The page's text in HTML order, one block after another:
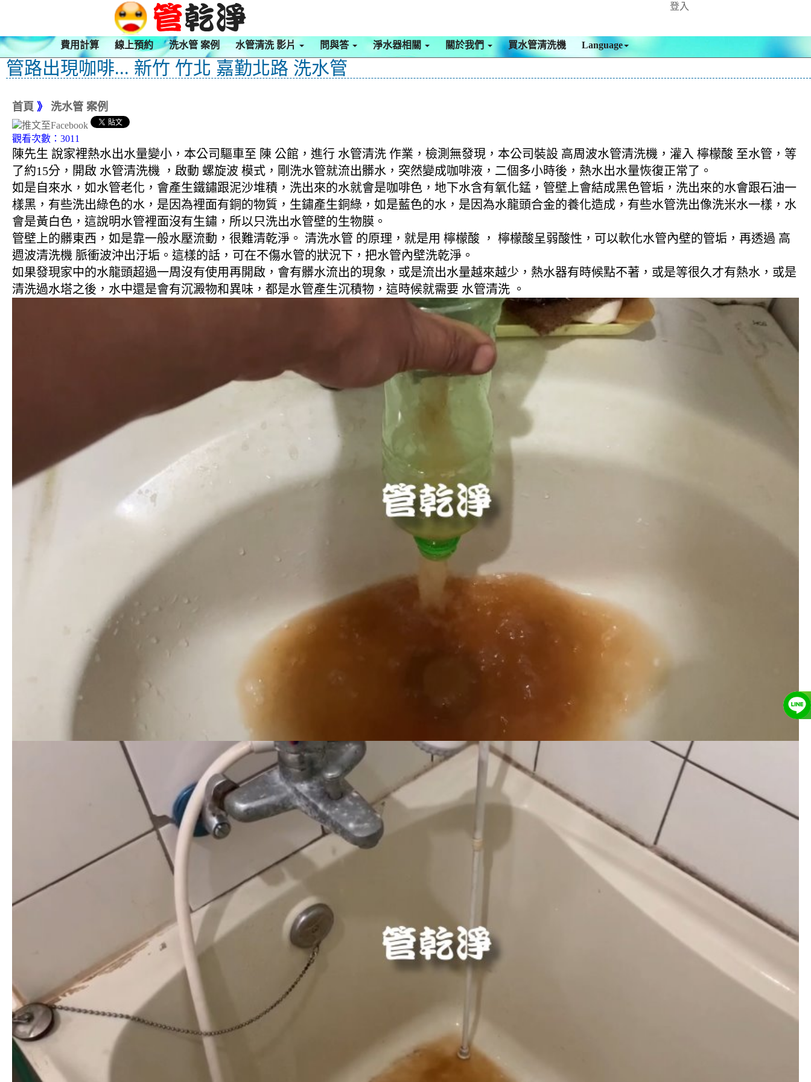
登入
費用計算 線上預約 洗水管 案例 水管清洗 影片 問與答 淨水器相關 關於我們 買水管清洗機 Language
管路出現咖啡... 新竹 竹北 嘉勤北路 洗水管
首頁 》 洗水管 案例
觀看次數：3011
陳先生 說家裡熱水出水量變小，本公司驅車至 陳 公館，進行 水管清洗 作業，檢測無發現，本公司裝設 高周波水管清洗機，灌入 檸檬酸 至水管，等
了約15分，開啟 水管清洗機 ，啟動 螺旋波 模式，剛洗水管就流出髒水，突然變成咖啡液，二個多小時後，熱水出水量恢復正常了。
如是自來水，如水管老化，會產生鐵鏽跟泥沙堆積，洗出來的水就會是咖啡色，地下水含有氧化錳，管壁上會結成黑色管垢，洗出來的水會跟石油一
樣黑，有些洗出綠色的水，是因為裡面有銅的物質，生鏽產生銅綠，如是藍色的水，是因為水龍頭合金的養化造成，有些水管洗出像洗米水一樣，水
會是黃白色，這說明水管裡面沒有生鏽，所以只洗出水管壁的生物膜。
管壁上的髒東西，如是靠一般水壓流動，很難清乾淨。 清洗水管 的原理，就是用 檸檬酸 ， 檸檬酸呈弱酸性，可以軟化水管內壁的管垢，再透過 高
週波清洗機 脈衝波沖出汙垢。這樣的話，可在不傷水管的狀況下，把水管內壁洗乾淨。
如果發現家中的水龍頭超過一周沒有使用再開啟，會有髒水流出的現象，或是流出水量越來越少，熱水器有時候點不著，或是等很久才有熱水，或是
清洗過水塔之後，水中還是會有沉澱物和異味，都是水管產生沉積物，這時候就需要 水管清洗 。